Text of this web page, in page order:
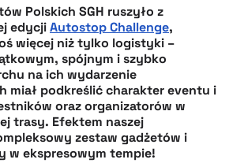
Polskich SGH ruszyło z
edycjiAutostop Challenge,
więcej niż tylko logistyki –
spójnym i szybko
na ich wydarzenie
miał podkreślić charakter eventu i
oraz organizatorów w
trasy. Efektem naszej
zestaw gadżetów i
w ekspresowym tempie!